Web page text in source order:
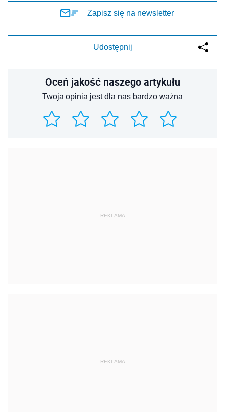
Zapisz się na newsletter
Udostępnij
Oceń jakość naszego artykułu
Twoja opinia jest dla nas bardzo ważna
REKLAMA
REKLAMA